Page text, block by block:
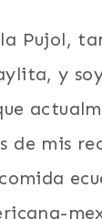
Pujol,
y
de mis